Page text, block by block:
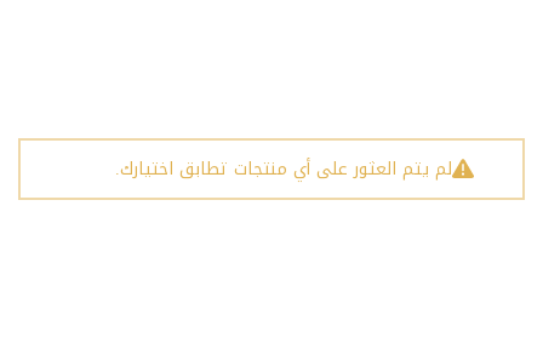
لم يتم العثور على أي منتجات تطابق اختيارك.